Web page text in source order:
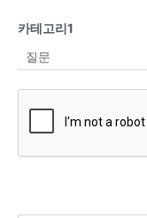
카테고리1